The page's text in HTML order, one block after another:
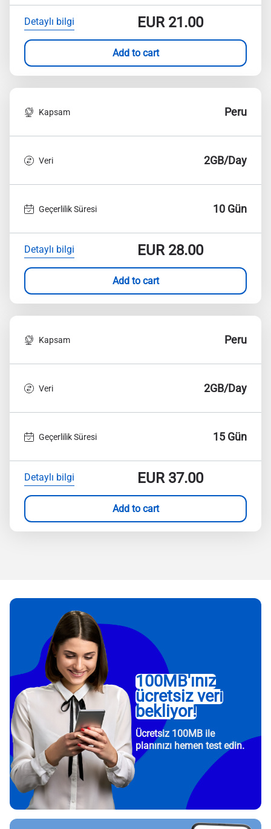
Detaylı bilgi EUR21.00
Add to cart
Kapsam Peru
Veri 2GB/Day
Geçerlilik Süresi 10 Gün
Detaylı bilgi EUR28.00
Add to cart
Kapsam Peru
Veri 2GB/Day
Geçerlilik Süresi 15 Gün
Detaylı bilgi EUR37.00
Add to cart
100MB'ınız
ücretsiz veri
bekliyor!
Ücretsiz 100MB ile
planınızı hemen test edin.